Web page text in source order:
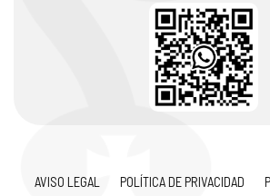
AVISO LEGAL POLÍTICA DE PRIVACIDAD